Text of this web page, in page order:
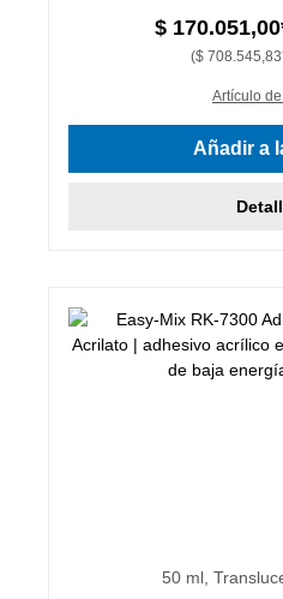
$
($
Artículo
Añadir a
50 ml,